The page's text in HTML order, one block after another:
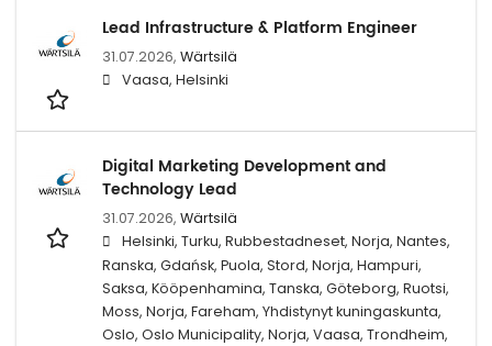
Lead Infrastructure & Platform Engineer
31.07.2026, Wärtsilä
Vaasa, Helsinki
Digital Marketing Development and
Technology Lead
31.07.2026, Wärtsilä
Helsinki, Turku, Rubbestadneset, Norja, Nantes,
Ranska, Gdańsk, Puola, Stord, Norja, Hampuri,
Saksa, Kööpenhamina, Tanska, Göteborg, Ruotsi,
Moss, Norja, Fareham, Yhdistynyt kuningaskunta,
Oslo, Oslo Municipality, Norja, Vaasa, Trondheim,